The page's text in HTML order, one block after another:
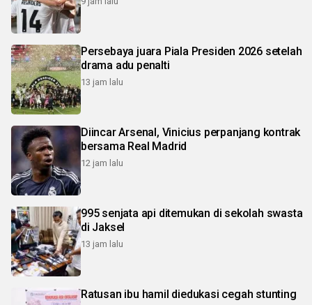
Persebaya juara Piala Presiden 2026 setelah
drama adu penalti
13 jam lalu
Diincar Arsenal, Vinicius perpanjang kontrak
bersama Real Madrid
12 jam lalu
995 senjata api ditemukan di sekolah swasta
di Jaksel
13 jam lalu
Ratusan ibu hamil diedukasi cegah stunting